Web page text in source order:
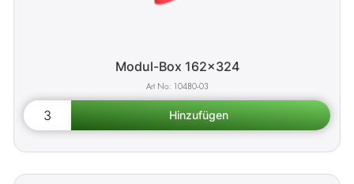
Modul-Box 162x324
10480-03